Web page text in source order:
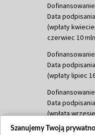
Dofinansowanie
Data
(wpłaty
czerwiec 10
Dofinansowanie
Data
(wpłaty lipiec
Dofinansowanie
Data
(wpłata
Dofinansowanie
Szanujemy Twoją